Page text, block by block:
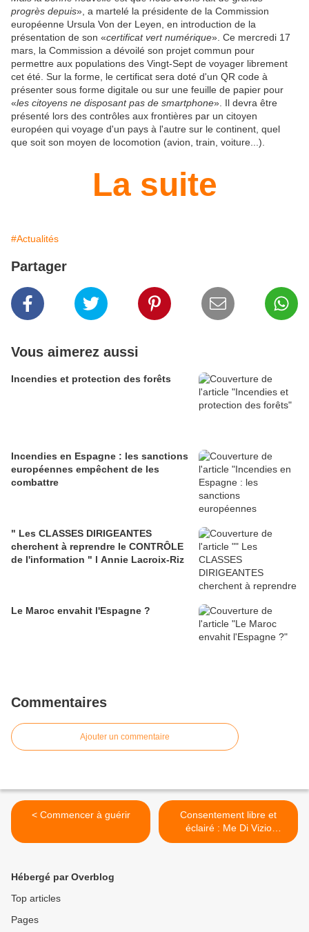
progrès depuis», a martelé la présidente de la Commission
européenne Ursula Von der Leyen, en introduction de la
présentation de son «certificat vert numérique». Ce mercredi 17
mars, la Commission a dévoilé son projet commun pour
permettre aux populations des Vingt-Sept de voyager librement
cet été. Sur la forme, le certificat sera doté d'un QR code à
présenter sous forme digitale ou sur une feuille de papier pour
«les citoyens ne disposant pas de smartphone». Il devra être
présenté lors des contrôles aux frontières par un citoyen
européen qui voyage d'un pays à l'autre sur le continent, quel
que soit son moyen de locomotion (avion, train, voiture...).
La suite
#Actualités
Partager
Vous aimerez aussi
Incendies et protection des forêts
Incendies en Espagne : les sanctions
européennes empêchent de les
combattre
" Les CLASSES DIRIGEANTES
cherchent à reprendre le CONTRÔLE
de l'information " l Annie Lacroix-Riz
Le Maroc envahit l'Espagne ?
Commentaires
Ajouter un commentaire
< Commencer à guérir
Consentement libre et
éclairé : Me Di Vizio
s'adresse aux médecins >
Hébergé par Overblog
Top articles
Pages